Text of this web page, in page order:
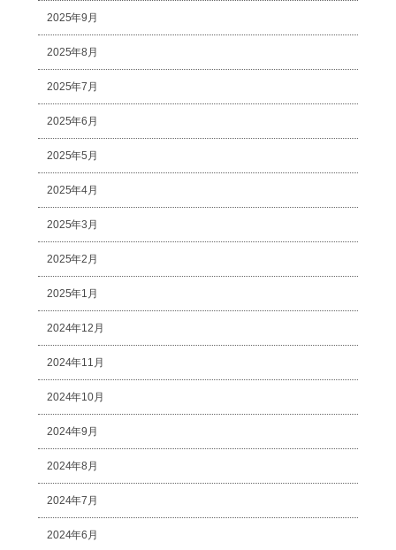
2025年9月
2025年8月
2025年7月
2025年6月
2025年5月
2025年4月
2025年3月
2025年2月
2025年1月
2024年12月
2024年11月
2024年10月
2024年9月
2024年8月
2024年7月
2024年6月